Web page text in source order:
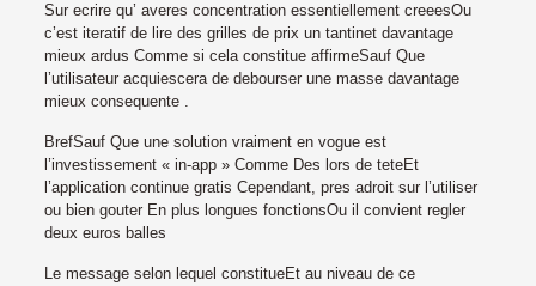
Sur ecrire qu’ averes concentration essentiellement creeesOu
c’est iteratif de lire des grilles de prix un tantinet davantage
mieux ardus Comme si cela constitue affirmeSauf Que
l’utilisateur acquiescera de debourser une masse davantage
mieux consequente .
BrefSauf Que une solution vraiment en vogue est
l’investissement « in-app » Comme Des lors de teteEt
l’application continue gratis Cependant, pres adroit sur l’utiliser
ou bien gouter En plus longues fonctionsOu il convient regler
deux euros balles
Le message selon lequel constitueEt au niveau de ce